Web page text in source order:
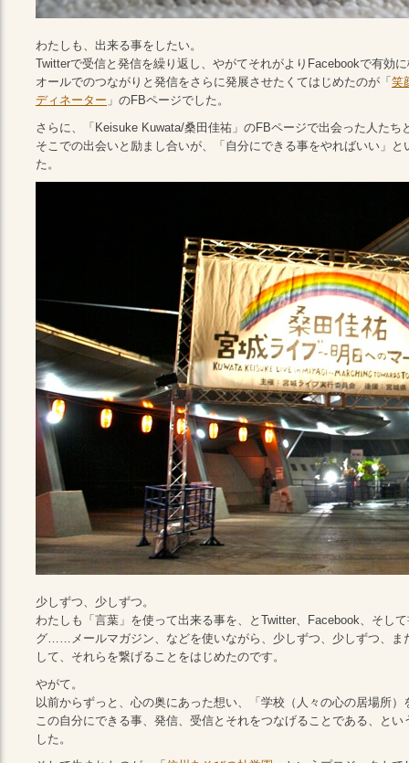
わたしも、出来る事をしたい。
Twitterで受信と発信を繰り返し、やがてそれがよりFacebookで有効
オールでのつながりと発信をさらに発展させたくてはじめたのが「 笑
ディネーター 」のFBページでした。
さらに、「Keisuke Kuwata/桑田佳祐」のFBページで出会った人たち
そこでの出会いと励まし合いが、「自分にできる事をやればいい」
た。
少しずつ、少しずつ。
わたしも「言葉」を使って出来る事を、とTwitter、Facebook、そし
グ……メールマガジン、などを使いながら、少しずつ、少しずつ、
して、それらを繋げることをはじめたのです。
やがて。
以前からずっと、心の奥にあった想い、「学校（人々の心の居場所
この自分にできる事、発信、受信とそれをつなげることである、と
した。